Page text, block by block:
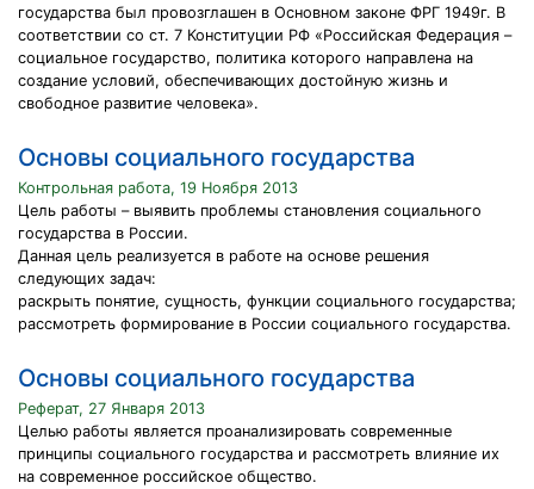
государства был провозглашен в Основном законе ФРГ 1949г. В
соответствии со ст. 7 Конституции РФ «Российская Федерация –
социальное государство, политика которого направлена на
создание условий, обеспечивающих достойную жизнь и
свободное развитие человека».
Основы социального государства
Контрольная работа, 19 Ноября 2013
Цель работы – выявить проблемы становления социального
государства в России.
Данная цель реализуется в работе на основе решения
следующих задач:
раскрыть понятие, сущность, функции социального государства;
рассмотреть формирование в России социального государства.
Основы социального государства
Реферат, 27 Января 2013
Целью работы является проанализировать современные
принципы социального государства и рассмотреть влияние их
на современное российское общество.